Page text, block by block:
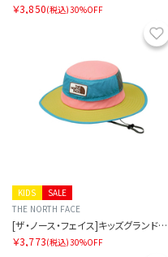
￥3,850(税込)30%OFF
SALE
KIDS
THE NORTH FACE
[ザ・ノース・フェイス]キッズグランドホライズンハット
￥3,773(税込)30%OFF